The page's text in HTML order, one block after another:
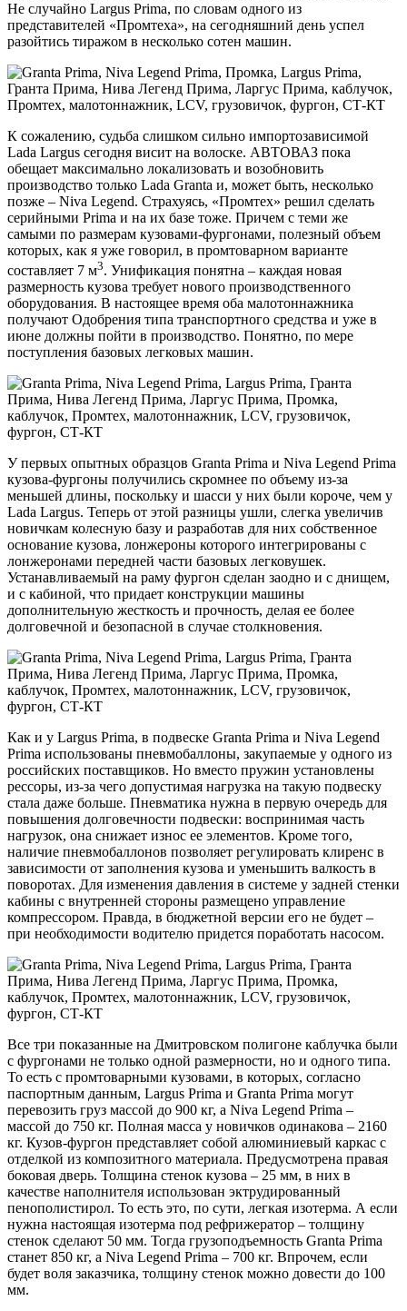
Не случайно Largus Prima, по словам одного из
представителей «Промтеха», на сегодняшний день успел
разойтись тиражом в несколько сотен машин.
К сожалению, судьба слишком сильно импортозависимой
Lada Largus сегодня висит на волоске. АВТОВАЗ пока
обещает максимально локализовать и возобновить
производство только Lada Granta и, может быть, несколько
позже – Niva Legend. Страхуясь, «Промтех» решил сделать
серийными Prima и на их базе тоже. Причем с теми же
самыми по размерам кузовами-фургонами, полезный объем
которых, как я уже говорил, в промтоварном варианте
составляет 7 м3. Унификация понятна – каждая новая
размерность кузова требует нового производственного
оборудования. В настоящее время оба малотоннажника
получают Одобрения типа транспортного средства и уже в
июне должны пойти в производство. Понятно, по мере
поступления базовых легковых машин.
У первых опытных образцов Granta Prima и Niva Legend Prima
кузова-фургоны получились скромнее по объему из-за
меньшей длины, поскольку и шасси у них были короче, чем у
Lada Largus. Теперь от этой разницы ушли, слегка увеличив
новичкам колесную базу и разработав для них собственное
основание кузова, лонжероны которого интегрированы с
лонжеронами передней части базовых легковушек.
Устанавливаемый на раму фургон сделан заодно и с днищем,
и с кабиной, что придает конструкции машины
дополнительную жесткость и прочность, делая ее более
долговечной и безопасной в случае столкновения.
Как и у Largus Prima, в подвеске Granta Prima и Niva Legend
Prima использованы пневмобаллоны, закупаемые у одного из
российских поставщиков. Но вместо пружин установлены
рессоры, из-за чего допустимая нагрузка на такую подвеску
стала даже больше. Пневматика нужна в первую очередь для
повышения долговечности подвески: воспринимая часть
нагрузок, она снижает износ ее элементов. Кроме того,
наличие пневмобаллонов позволяет регулировать клиренс в
зависимости от заполнения кузова и уменьшить валкость в
поворотах. Для изменения давления в системе у задней стенки
кабины с внутренней стороны размещено управление
компрессором. Правда, в бюджетной версии его не будет –
при необходимости водителю придется поработать насосом.
Все три показанные на Дмитровском полигоне каблучка были
с фургонами не только одной размерности, но и одного типа.
То есть с промтоварными кузовами, в которых, согласно
паспортным данным, Largus Prima и Granta Prima могут
перевозить груз массой до 900 кг, а Niva Legend Prima –
массой до 750 кг. Полная масса у новичков одинакова – 2160
кг. Кузов-фургон представляет собой алюминиевый каркас с
отделкой из композитного материала. Предусмотрена правая
боковая дверь. Толщина стенок кузова – 25 мм, в них в
качестве наполнителя использован эктрудированный
пенополистирол. То есть это, по сути, легкая изотерма. А если
нужна настоящая изотерма под рефрижератор – толщину
стенок сделают 50 мм. Тогда грузоподъемность Granta Prima
станет 850 кг, а Niva Legend Prima – 700 кг. Впрочем, если
будет воля заказчика, толщину стенок можно довести до 100
мм.